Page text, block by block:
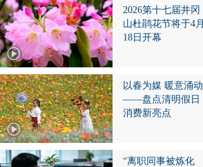
2026第十七届井冈
山杜鹃花节将于4月
18日开幕
以春为媒 暖意涌动
——盘点清明假日
消费新亮点
“离职同事被炼化